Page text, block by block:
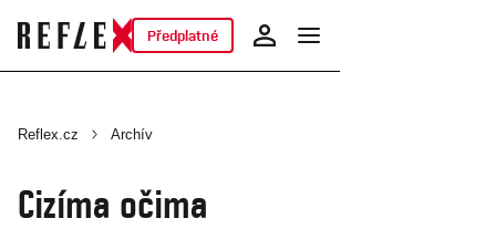
Předplatné
Reflex.cz Archív
Cizíma očima